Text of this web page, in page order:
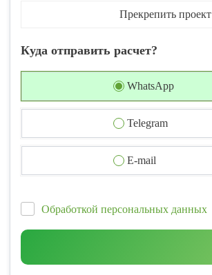
Прекрепить проект
Куда отправить расчет?
WhatsApp
Telegram
E-mail
Обработкой персональных данных